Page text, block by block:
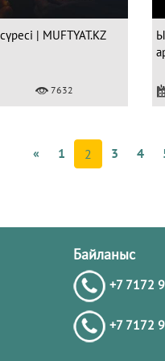
| MUFTYAT.KZ
7632
« 1 2 3 4
Байланыс
+7 7172
+7 7172